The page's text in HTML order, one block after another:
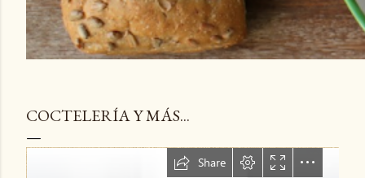
COCTELERÍA Y MÁS...